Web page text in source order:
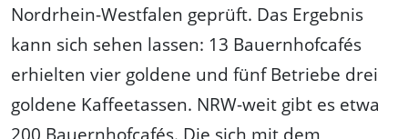
Nordrhein-Westfalen geprüft. Das Ergebnis
kann sich sehen lassen: 13 Bauernhofcafés
erhielten vier goldene und fünf Betriebe drei
goldene Kaffeetassen. NRW-weit gibt es etwa
200 Bauernhofcafés. Die sich mit dem